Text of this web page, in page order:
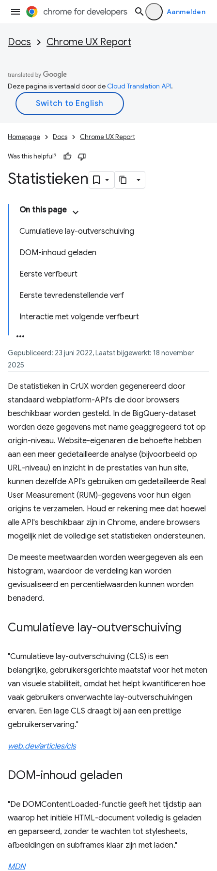
Aanmelden
Docs Chrome UX Report
Deze pagina is vertaald door deCloud Translation API.
Homepage Docs Chrome UX Report
Was this helpful?
Statistieken
On this page
Cumulatieve lay-outverschuiving
DOM-inhoud geladen
Eerste verfbeurt
Eerste tevredenstellende verf
Interactie met volgende verfbeurt
Gepubliceerd: 23 juni 2022, Laatst bijgewerkt: 18 november
2025
De statistieken in CrUX worden gegenereerd door
standaard webplatform-API's die door browsers
beschikbaar worden gesteld. In de BigQuery-dataset
worden deze gegevens met name geaggregeerd tot op
origin-niveau. Website-eigenaren die behoefte hebben
aan een meer gedetailleerde analyse (bijvoorbeeld op
URL-niveau) en inzicht in de prestaties van hun site,
kunnen dezelfde API's gebruiken om gedetailleerde Real
User Measurement (RUM)-gegevens voor hun eigen
origins te verzamelen. Houd er rekening mee dat hoewel
alle API's beschikbaar zijn in Chrome, andere browsers
mogelijk niet de volledige set statistieken ondersteunen.
De meeste meetwaarden worden weergegeven als een
histogram, waardoor de verdeling kan worden
gevisualiseerd en percentielwaarden kunnen worden
benaderd.
Cumulatieve lay-outverschuiving
"Cumulatieve lay-outverschuiving (CLS) is een
belangrijke, gebruikersgerichte maatstaf voor het meten
van visuele stabiliteit, omdat het helpt kwantificeren hoe
vaak gebruikers onverwachte lay-outverschuivingen
ervaren. Een lage CLS draagt ​​bij aan een prettige
gebruikerservaring."
web.dev/articles/cls
DOM-inhoud geladen
"De DOMContentLoaded-functie geeft het tijdstip aan
waarop het initiële HTML-document volledig is geladen
en geparseerd, zonder te wachten tot stylesheets,
afbeeldingen en subframes klaar zijn met laden."
MDN